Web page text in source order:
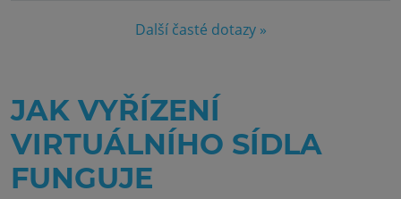
Další časté dotazy »
JAK VYŘÍZENÍ
VIRTUÁLNÍHO SÍDLA
FUNGUJE